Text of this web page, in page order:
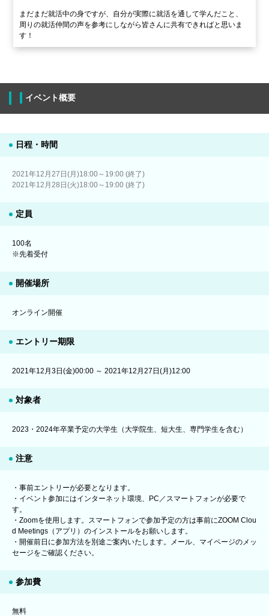
まだまだ就活中の身ですが、自分が実際に就活を通して学んだこと、
周りの就活仲間の声を参考にしながら皆さんに共有できればと思いま
す！
イベント概要
日程・時間
2021年12月27日(月)18:00～19:00 (終了)
2021年12月28日(火)18:00～19:00 (終了)
定員
100名
※先着受付
開催場所
オンライン開催
エントリー期限
2021年12月3日(金)00:00 ～ 2021年12月27日(月)12:00
対象者
2023・2024年卒業予定の大学生（大学院生、短大生、専門学生を含む）
注意
・事前エントリーが必要となります。
・イベント参加にはインターネット環境、PC／スマートフォンが必要で
す。
・Zoomを使用します。スマートフォンで参加予定の方は事前にZOOM Clou
d Meetings（アプリ）のインストールをお願いします。
・開催前日に参加方法を別途ご案内いたします。メール、マイページのメッ
セージをご確認ください。
参加費
無料